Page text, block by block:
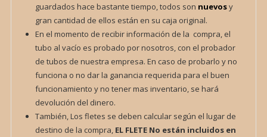
guardados hace bastante tiempo, todos son nuevosy
gran cantidad de ellos están en su caja original.
En el momento de recibir información de la compra, el
tubo al vacío es probado por nosotros, con el probador
de tubos de nuestra empresa. En caso de probarlo y no
funciona o no dar la ganancia requerida para el buen
funcionamiento y no tener mas inventario, se hará
devolución del dinero.
También, Los fletes se deben calcular según el lugar de
destino de la compra, EL FLETE No están incluidos en